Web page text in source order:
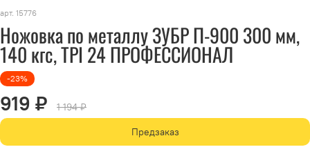
арт. 15776
Ножовка по металлу ЗУБР П-900 300 мм,
140 кгс, TPI 24 ПРОФЕССИОНАЛ
-23%
919 ₽
1 194 ₽
Предзаказ